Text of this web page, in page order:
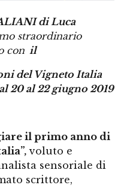
di Luca
straordinario
con il
del Vigneto Italia
20 al 22 giugno 2019
il primo anno di
voluto e
sensoriale di
scrittore,